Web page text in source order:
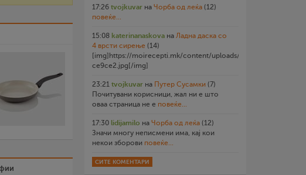
17:26 tvojkuvar на Чорба од леќа (12)
повеќе...
15:08 katerinanaskova на Ладна даска со
4 врсти сирење (14)
[img]https://moirecepti.mk/content/uploads/2026/07/
ce9ce2.jpg[/img]
23:21 tvojkuvar на Путер Сусамки (7)
Почитувани корисници, жал ни е што
оваа страница не е повеќе...
17:30 lidijamilo на Чорба од леќа (12)
Значи многу неписмени има, кај кои
некои зборови повеќе...
СИТЕ КОМЕНТАРИ